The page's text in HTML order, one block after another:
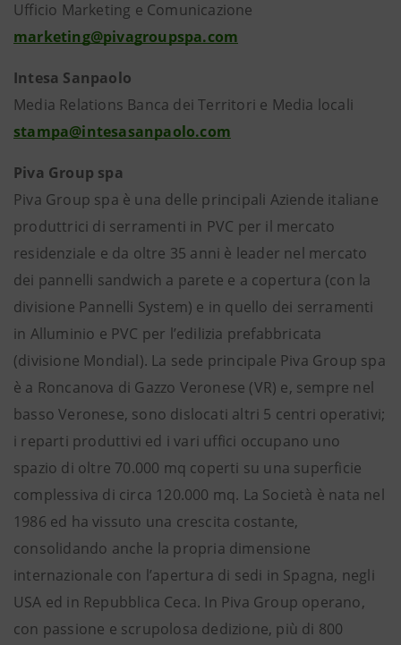
Ufficio Marketing e Comunicazione
marketing@pivagroupspa.com
Intesa Sanpaolo
Media Relations Banca dei Territori e Media locali
stampa@intesasanpaolo.com
Piva Group spa
Piva Group spa è una delle principali Aziende italiane
produttrici di serramenti in PVC per il mercato
residenziale e da oltre 35 anni è leader nel mercato
dei pannelli sandwich a parete e a copertura (con la
divisione Pannelli System) e in quello dei serramenti
in Alluminio e PVC per l’edilizia prefabbricata
(divisione Mondial). La sede principale Piva Group spa
è a Roncanova di Gazzo Veronese (VR) e, sempre nel
basso Veronese, sono dislocati altri 5 centri operativi;
i reparti produttivi ed i vari uffici occupano uno
spazio di oltre 70.000 mq coperti su una superficie
complessiva di circa 120.000 mq. La Società è nata nel
1986 ed ha vissuto una crescita costante,
consolidando anche la propria dimensione
internazionale con l’apertura di sedi in Spagna, negli
USA ed in Repubblica Ceca. In Piva Group operano,
con passione e scrupolosa dedizione, più di 800